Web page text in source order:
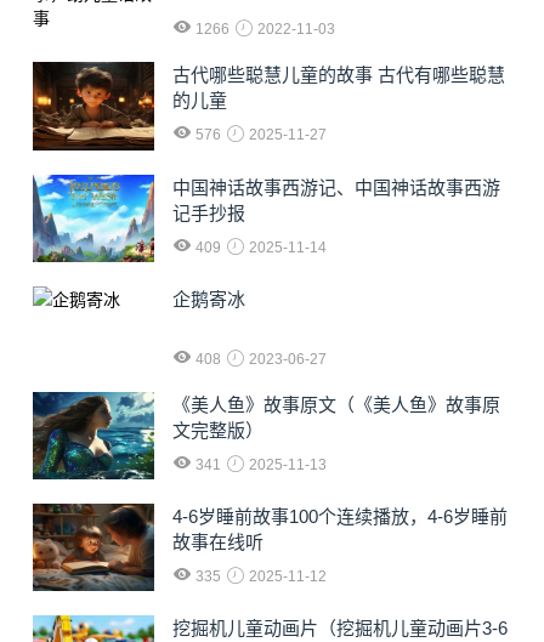
1266 2022-11-03
古代哪些聪慧儿童的故事 古代有哪些聪慧
的儿童
576 2025-11-27
中国神话故事西游记、中国神话故事西游
记手抄报
409 2025-11-14
企鹅寄冰
408 2023-06-27
《美人鱼》故事原文（《美人鱼》故事原
文完整版）
341 2025-11-13
4-6岁睡前故事100个连续播放，4-6岁睡前
故事在线听
335 2025-11-12
挖掘机儿童动画片（挖掘机儿童动画片3-6